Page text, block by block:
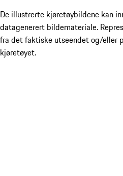
De illustrerte kjøretøybildene kan
datagenerert bildemateriale.
fra det faktiske utseendet og/eller
kjøretøyet.